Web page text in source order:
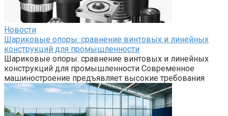
Новости
Шариковые опоры: сравнение винтовых и линейных
конструкций для промышленности
Шариковые опоры: сравнение винтовых и линейных
конструкций для промышленности Современное
машиностроение предъявляет высокие требования